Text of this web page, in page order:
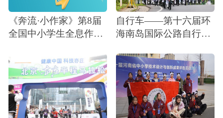
《奔流·小作家》第8届
全国中小学生全息作文
字文学馆作品征集
自行车——第十六届环
海南岛国际公路自行车